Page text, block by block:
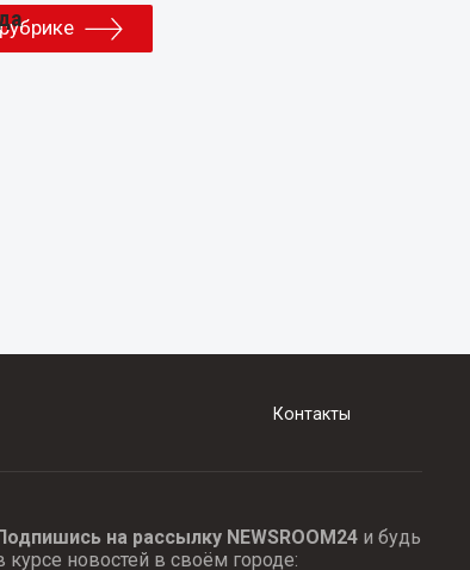
Контакты
на рассылку NEWSROOM24и будь
курсе новостей в своём городе: